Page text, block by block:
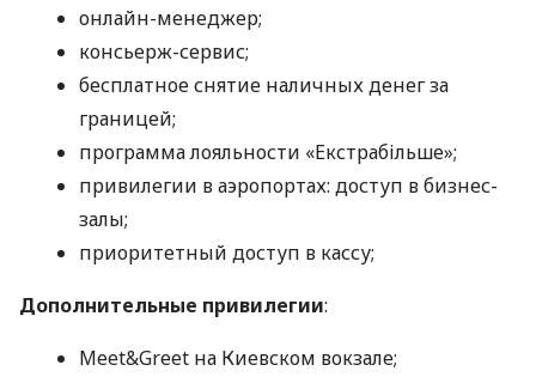
онлайн-менеджер;
консьерж-сервис;
бесплатное снятие наличных денег за
границей;
программа лояльности «Екстрабільше»;
привилегии в аэропортах: доступ в бизнес-
залы;
приоритетный доступ в кассу;
Дополнительные привилегии:
Meet&Greet на Киевском вокзале;